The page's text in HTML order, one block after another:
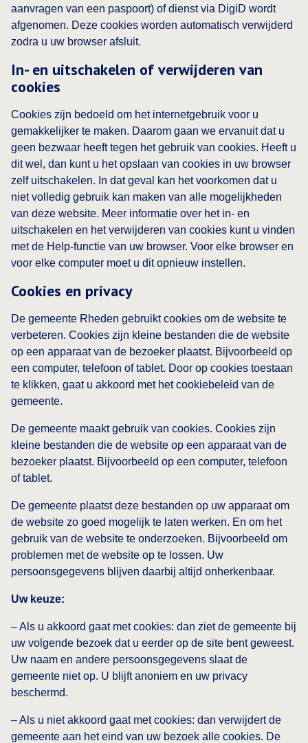
aanvragen van een paspoort) of dienst via DigiD wordt
afgenomen. Deze cookies worden automatisch verwijderd
zodra u uw browser afsluit.
In- en uitschakelen of verwijderen van
cookies
Cookies zijn bedoeld om het internetgebruik voor u
gemakkelijker te maken. Daarom gaan we ervanuit dat u
geen bezwaar heeft tegen het gebruik van cookies. Heeft u
dit wel, dan kunt u het opslaan van cookies in uw browser
zelf uitschakelen. In dat geval kan het voorkomen dat u
niet volledig gebruik kan maken van alle mogelijkheden
van deze website. Meer informatie over het in- en
uitschakelen en het verwijderen van cookies kunt u vinden
met de Help-functie van uw browser. Voor elke browser en
voor elke computer moet u dit opnieuw instellen.
Cookies en privacy
De gemeente Rheden gebruikt cookies om de website te
verbeteren. Cookies zijn kleine bestanden die de website
op een apparaat van de bezoeker plaatst. Bijvoorbeeld op
een computer, telefoon of tablet. Door op cookies toestaan
te klikken, gaat u akkoord met het cookiebeleid van de
gemeente.
De gemeente maakt gebruik van cookies. Cookies zijn
kleine bestanden die de website op een apparaat van de
bezoeker plaatst. Bijvoorbeeld op een computer, telefoon
of tablet.
De gemeente plaatst deze bestanden op uw apparaat om
de website zo goed mogelijk te laten werken. En om het
gebruik van de website te onderzoeken. Bijvoorbeeld om
problemen met de website op te lossen. Uw
persoonsgegevens blijven daarbij altijd onherkenbaar.
Uw keuze:
– Als u akkoord gaat met cookies: dan ziet de gemeente bij
uw volgende bezoek dat u eerder op de site bent geweest.
Uw naam en andere persoonsgegevens slaat de
gemeente niet op. U blijft anoniem en uw privacy
beschermd.
– Als u niet akkoord gaat met cookies: dan verwijdert de
gemeente aan het eind van uw bezoek alle cookies. De